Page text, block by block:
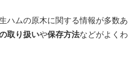
ハムの原木に関する情報が多数あ
取り扱いや保存方法などがよくわ